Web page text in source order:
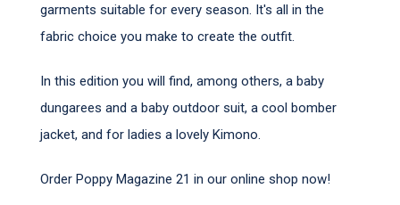
garments suitable for every season. It's all in the
fabric choice you make to create the outfit.
In this edition you will find, among others, a baby
dungarees and a baby outdoor suit, a cool bomber
jacket, and for ladies a lovely Kimono.
Order Poppy Magazine 21 in our online shop now!